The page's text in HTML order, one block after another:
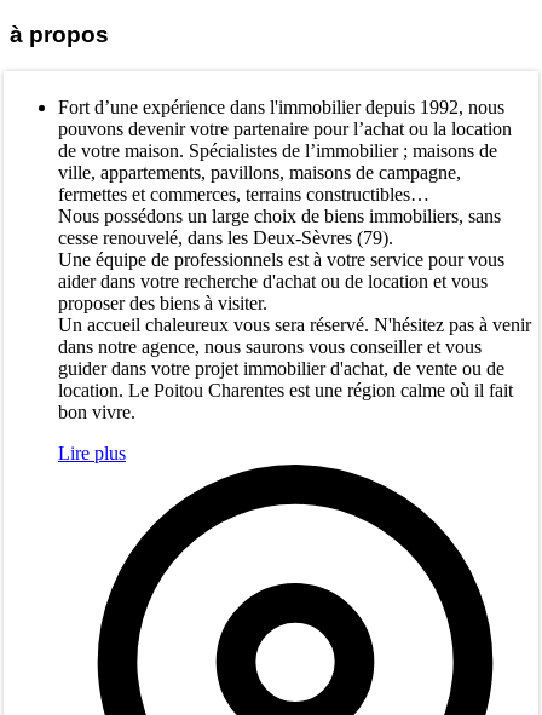
à propos
Fort d’une expérience dans l'immobilier depuis 1992, nous
pouvons devenir votre partenaire pour l’achat ou la location
de votre maison. Spécialistes de l’immobilier ; maisons de
ville, appartements, pavillons, maisons de campagne,
fermettes et commerces, terrains constructibles…
Nous possédons un large choix de biens immobiliers, sans
cesse renouvelé, dans les Deux-Sèvres (79).
Une équipe de professionnels est à votre service pour vous
aider dans votre recherche d'achat ou de location et vous
proposer des biens à visiter.
Un accueil chaleureux vous sera réservé. N'hésitez pas à venir
dans notre agence, nous saurons vous conseiller et vous
guider dans votre projet immobilier d'achat, de vente ou de
location. Le Poitou Charentes est une région calme où il fait
bon vivre.
Lire plus